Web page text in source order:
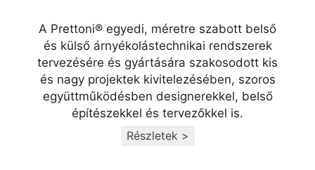
A Prettoni® egyedi, méretre szabott belső
és külső árnyékolástechnikai rendszerek
tervezésére és gyártására szakosodott kis
és nagy projektek kivitelezésében, szoros
együttműködésben designerekkel, belső
építészekkel és tervezőkkel is.
Részletek >